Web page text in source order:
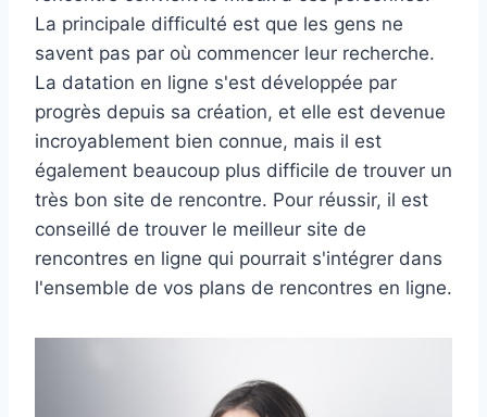
La principale difficulté est que les gens ne
savent pas par où commencer leur recherche.
La datation en ligne s'est développée par
progrès depuis sa création, et elle est devenue
incroyablement bien connue, mais il est
également beaucoup plus difficile de trouver un
très bon site de rencontre. Pour réussir, il est
conseillé de trouver le meilleur site de
rencontres en ligne qui pourrait s'intégrer dans
l'ensemble de vos plans de rencontres en ligne.